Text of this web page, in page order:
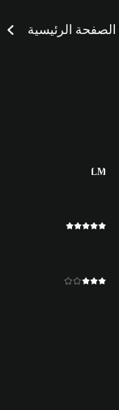
الصفحة الرئيسية
LM